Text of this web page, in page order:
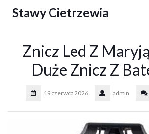
Stawy Cietrzewia
Znicz Led Z
Duże Znicz Z
19 czerwca 2026 admin